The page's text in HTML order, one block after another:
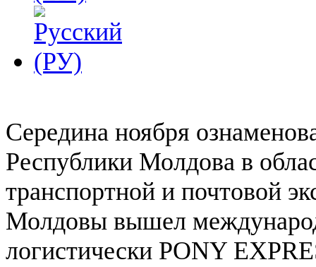
Середина ноября
Республики Молдова в
транспортной и почтовой
Молдовы вышел
логистически PONY